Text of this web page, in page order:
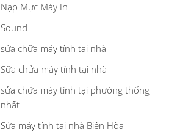
Nạp Mực Máy In
Sound
sửa chữa máy tính tại nhà
Sữa chửa máy tính tại nhà
sửa chữa máy tính tại phường thống
nhất
Sửa máy tính tại nhà Biên Hòa